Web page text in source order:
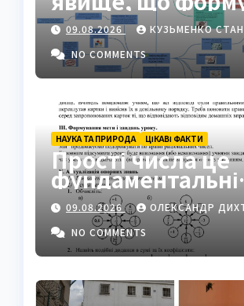
ідентичність
суспільстві
09.08.2026
КУЗЬМЕНКО
NO COMMENTS
НАУКА ТА ПРИРОДА ЦІКАВІ ФАКТИ
Прості числа це
фундаментальні
«атоми»
09.08.2026
ОЛЕКСАНДР
NO COMMENTS